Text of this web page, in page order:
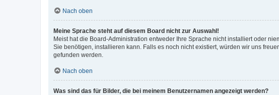
Nach oben
Meine Sprache steht auf diesem Board nicht zur Auswahl!
Meist hat die Board-Administration entweder Ihre Sprache nicht installiert oder
Sie benötigen, installieren kann. Falls es noch nicht existiert, würden wir uns
gefunden werden.
Nach oben
Was sind das für Bilder, die bei meinem Benutzernamen angezeigt werden?